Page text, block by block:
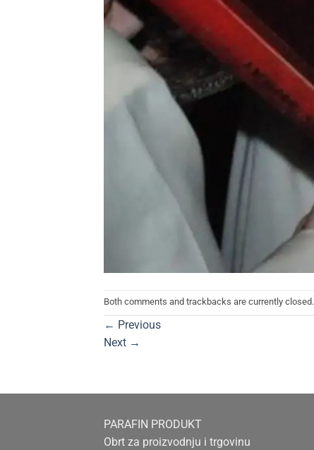
Both comments and trackbacks are currently closed.
← Previous
Next →
PARAFIN PRODUKT
Obrt za proizvodnju i trgovinu